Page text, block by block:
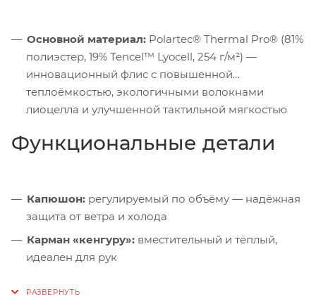
Основной материал: Polartec® Thermal Pro® (81%
полиэстер, 19% Tencel™ Lyocell, 254 г/м²) —
инновационный флис с повышенной
теплоёмкостью, экологичными волокнами
лиоцелла и улучшенной тактильной мягкостью
Функциональные детали
Капюшон: регулируемый по объёму — надёжная
защита от ветра и холода
Карман «кенгуру»: вместительный и тёплый,
идеален для рук
— безопасное хранение документов, ключей или